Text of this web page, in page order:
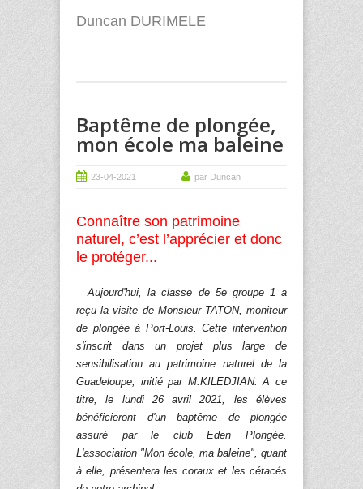
Duncan DURIMELE
Baptême de plongée,
mon école ma baleine
23-04-2021 par Duncan
Connaître son patrimoine
naturel, c’est l’apprécier et donc
le protéger...
Aujourd'hui, la classe de 5e groupe 1 a
reçu la visite de Monsieur TATON, moniteur
de plongée à Port-Louis. Cette intervention
s'inscrit dans un projet plus large de
sensibilisation au patrimoine naturel de la
Guadeloupe, initié par M.KILEDJIAN. A ce
titre, le lundi 26 avril 2021, les élèves
bénéficieront d'un baptême de plongée
assuré par le club Eden Plongée.
L'association "Mon école, ma baleine", quant
à elle, présentera les coraux et les cétacés